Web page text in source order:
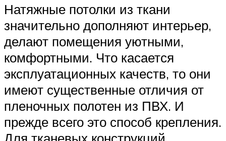
Натяжные потолки из ткани
значительно дополняют интерьер,
делают помещения уютными,
комфортными. Что касается
эксплуатационных качеств, то они
имеют существенные отличия от
пленочных полотен из ПВХ. И
прежде всего это способ крепления.
Для тканевых конструкций